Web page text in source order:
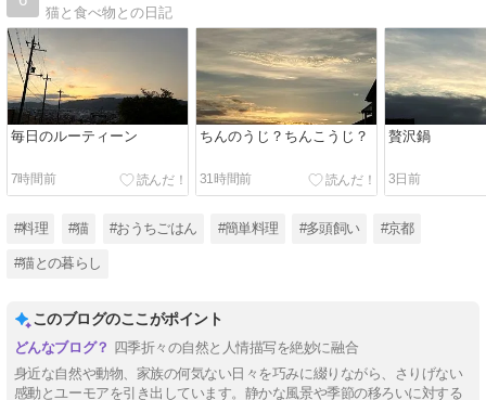
猫と食べ物との日記
毎日のルーティーン
7時間前
ちんのうじ？ちんこうじ？
31時間前
贅沢鍋
3日前
#料理 #猫 #おうちごはん #簡単料理 #多頭飼い #京都
#猫との暮らし
このブログのここがポイント
四季折々の自然と人情描写を絶妙に融合
身近な自然や動物、家族の何気ない日々を巧みに綴りながら、さりげない
感動とユーモアを引き出しています。静かな風景や季節の移ろいに対する